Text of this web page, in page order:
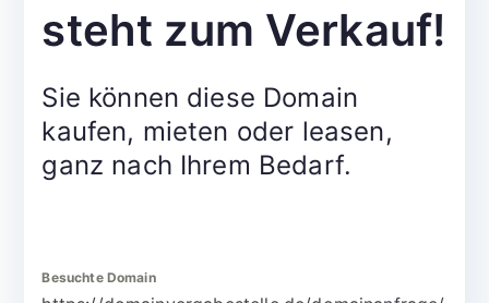
steht zum Verkauf!
Sie können diese Domain
kaufen, mieten oder leasen,
ganz nach Ihrem Bedarf.
Besuchte Domain